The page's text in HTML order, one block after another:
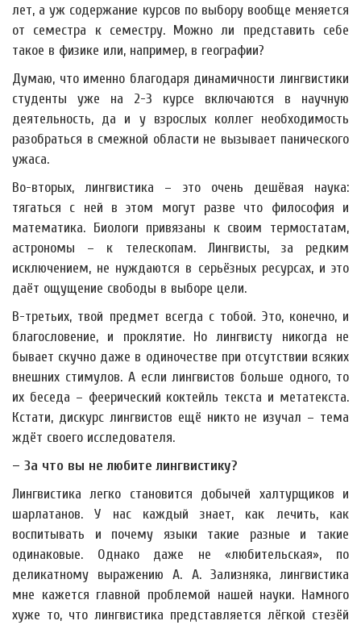
лет, а уж содержание курсов по выбору вообще меняется
от семестра к семестру. Можно ли представить себе
такое в физике или, например, в географии?
Думаю, что именно благодаря динамичности лингвистики
студенты уже на 2-3 курсе включаются в научную
деятельность, да и у взрослых коллег необходимость
разобраться в смежной области не вызывает панического
ужаса.
Во-вторых, лингвистика – это очень дешёвая наука:
тягаться с ней в этом могут разве что философия и
математика. Биологи привязаны к своим термостатам,
астрономы – к телескопам. Лингвисты, за редким
исключением, не нуждаются в серьёзных ресурсах, и это
даёт ощущение свободы в выборе цели.
В-третьих, твой предмет всегда с тобой. Это, конечно, и
благословение, и проклятие. Но лингвисту никогда не
бывает скучно даже в одиночестве при отсутствии всяких
внешних стимулов. А если лингвистов больше одного, то
их беседа – феерический коктейль текста и метатекста.
Кстати, дискурс лингвистов ещё никто не изучал – тема
ждёт своего исследователя.
– За что вы не любите лингвистику?
Лингвистика легко становится добычей халтурщиков и
шарлатанов. У нас каждый знает, как лечить, как
воспитывать и почему языки такие разные и такие
одинаковые. Однако даже не «любительская», по
деликатному выражению А. А. Зализняка, лингвистика
мне кажется главной проблемой нашей науки. Намного
хуже то, что лингвистика представляется лёгкой стезёй